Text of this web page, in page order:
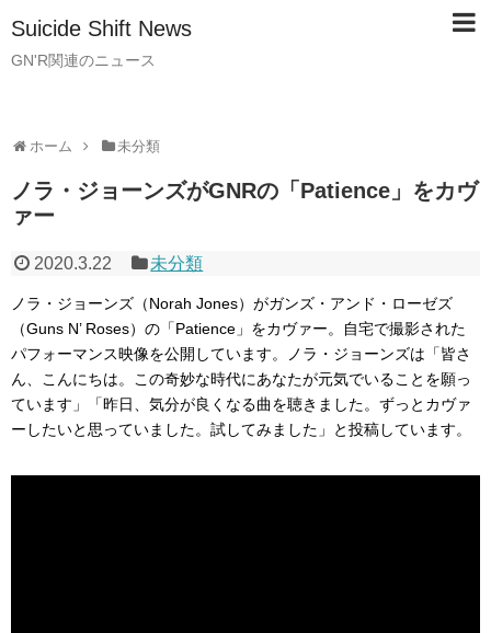
Suicide Shift News
GN'R関連のニュース
ホーム 未分類
ノラ・ジョーンズがGNRの「Patience」をカヴ
ァー
2020.3.22 未分類
ノラ・ジョーンズ（Norah Jones）がガンズ・アンド・ローゼズ
（Guns N’ Roses）の「Patience」をカヴァー。自宅で撮影された
パフォーマンス映像を公開しています。ノラ・ジョーンズは「皆さ
ん、こんにちは。この奇妙な時代にあなたが元気でいることを願っ
ています」「昨日、気分が良くなる曲を聴きました。ずっとカヴァ
ーしたいと思っていました。試してみました」と投稿しています。